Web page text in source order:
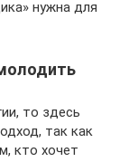
нужна для
то здесь
так как
кто хочет